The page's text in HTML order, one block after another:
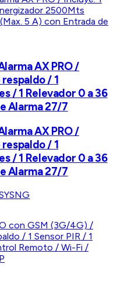
AX PRO /
/ 1
/ 1 Relevador 0 a 36
Alarma 27/7
AX PRO /
/ 1
/ 1 Relevador 0 a 36
Alarma 27/7